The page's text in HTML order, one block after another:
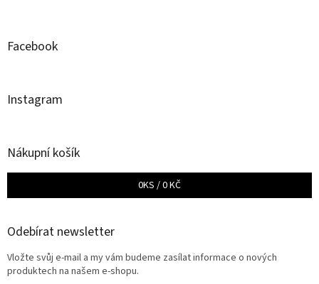
Facebook
Instagram
Nákupní košík
0KS /0 KČ
Odebírat newsletter
Vložte svůj e-mail a my vám budeme zasílat informace o nových
produktech na našem e-shopu.